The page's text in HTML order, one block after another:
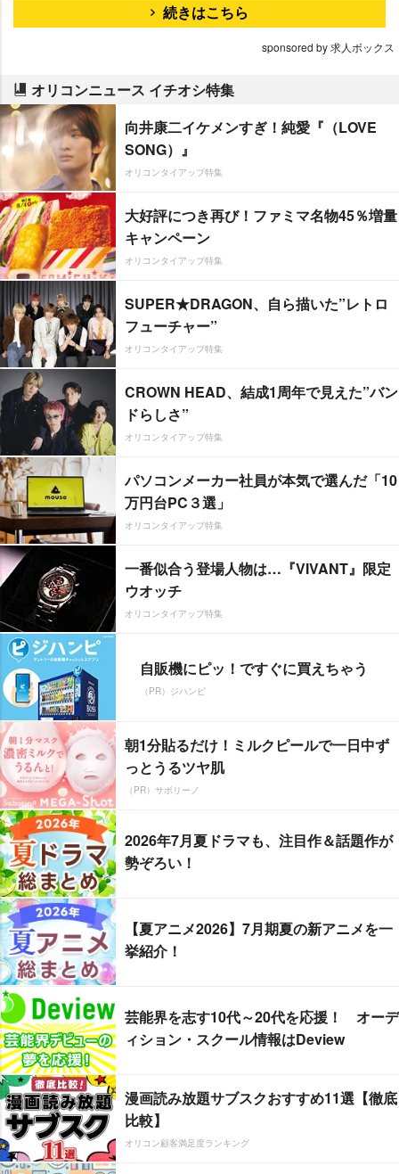
続きはこちら
sponsored by 求人ボックス
オリコンニュース イチオシ特集
向井康二イケメンすぎ！純愛『（LOVE
SONG）』
オリコンタイアップ特集
大好評につき再び！ファミマ名物45％増量
キャンペーン
オリコンタイアップ特集
SUPER★DRAGON、自ら描いた”レトロ
フューチャー”
オリコンタイアップ特集
CROWN HEAD、結成1周年で見えた”バン
ドらしさ”
オリコンタイアップ特集
パソコンメーカー社員が本気で選んだ「10
万円台PC３選」
オリコンタイアップ特集
一番似合う登場人物は…『VIVANT』限定
ウオッチ
オリコンタイアップ特集
自販機にピッ！ですぐに買えちゃう
（PR）ジハンピ
朝1分貼るだけ！ミルクピールで一日中ず
っとうるツヤ肌
（PR）サボリーノ
2026年7月夏ドラマも、注目作＆話題作が
勢ぞろい！
【夏アニメ2026】7月期夏の新アニメを一
挙紹介！
芸能界を志す10代～20代を応援！ オーデ
ィション・スクール情報はDeview
漫画読み放題サブスクおすすめ11選【徹底
比較】
オリコン顧客満足度ランキング